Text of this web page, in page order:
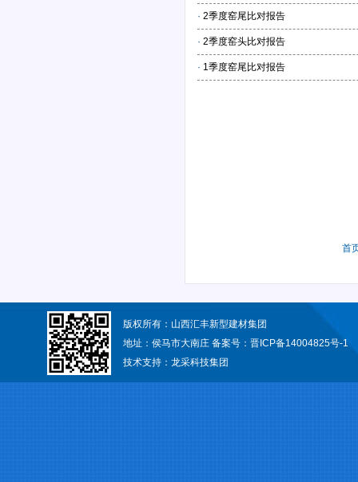
· 2季度窑尾比对报告
· 2季度窑头比对报告
· 1季度窑尾比对报告
首
版权所有：山西汇丰新型建材集团
地址：侯马市大南庄 备案号： 晋ICP备14004825号-1
技术支持： 龙采科技集团